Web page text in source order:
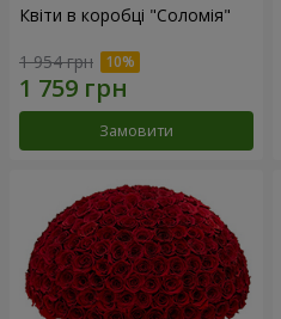
Квіти в коробці "Соломія"
1 954 грн
Замовити